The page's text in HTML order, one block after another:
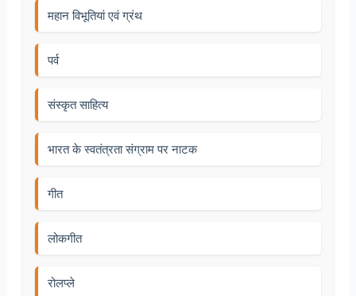
महान विभूतियां एवं ग्रंथ
पर्व
संस्कृत साहित्य
भारत के स्वतंत्रता संग्राम पर नाटक
गीत
लोकगीत
रोलप्ले